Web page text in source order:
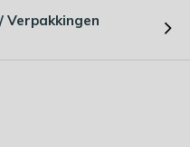
Verpakkingen